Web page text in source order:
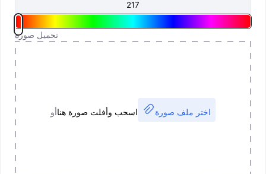
تحميل صورة
اسحب وأفلت صورة هناأو اختر ملف صورة